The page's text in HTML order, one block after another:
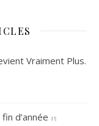
Vraiment Plus.
d’année 15